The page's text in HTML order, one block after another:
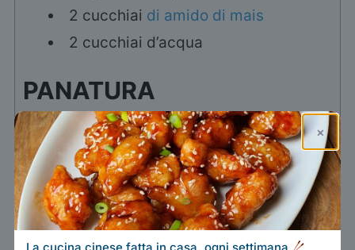
2 cucchiai di amido di mais
2 cucchiai d’acqua
PANATURA
1 porzione della mia panatura
universale
ALTRO
500 g pollo tagliato a cubetti
×
La cucina cinese fatta in casa, ogni settimana